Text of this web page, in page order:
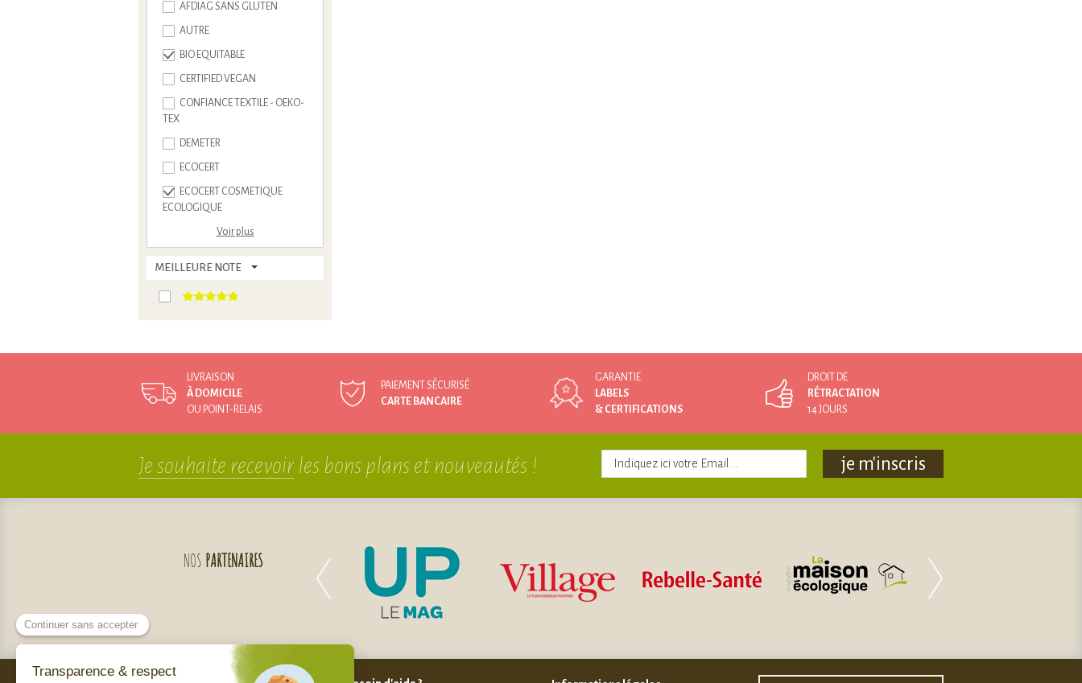
AFDIAG SANS GLUTEN
AUTRE
BIO EQUITABLE
CERTIFIED VEGAN
CONFIANCE TEXTILE - OEKO-
TEX
DEMETER
ECOCERT
ECOCERT COSMETIQUE
ECOLOGIQUE
Voir plus
MEILLEURE NOTE
LIVRAISON
À DOMICILE
OU POINT-RELAIS
PAIEMENT SÉCURISÉ
CARTE BANCAIRE
GARANTIE
LABELS
& CERTIFICATIONS
DROIT DE
RÉTRACTATION
14 JOURS
Je souhaite recevoirles bons plans et nouveautés ! je m'inscris
NOS PARTENAIRES